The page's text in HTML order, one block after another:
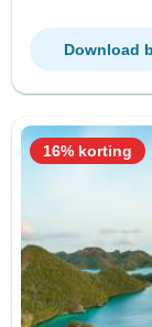
Download
16% korting